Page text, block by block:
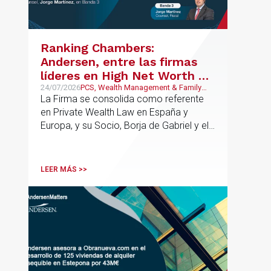
integrar el análisis jurídico, urbanístico y
contractual de los activos, anticipar
todas las fases de la operación.
Ranking Chambers:
Andersen, entre las firmas
líderes en High Net Worth en
España y Europa
24/07/2026PCS, Wealth Management & Family
Business
La Firma se consolida como referente
en Private Wealth Law en España y
Europa, y su Socio, Borja de Gabriel y el
profesionales clave del sector.
LEER MÁS >>